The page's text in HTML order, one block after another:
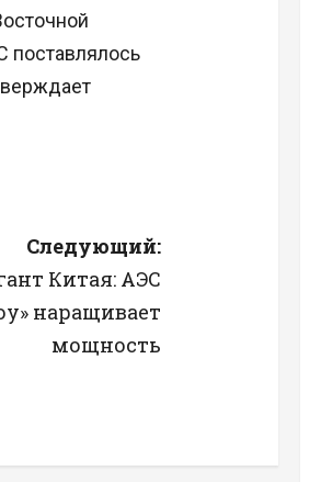
поставлялось
Следующий:
Китая: АЭС
наращивает
мощность